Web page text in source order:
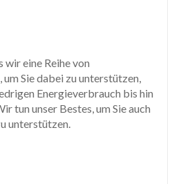
eine Reihe von
Sie dabei zu unterstützen,
Energieverbrauch bis hin
tun unser Bestes, um Sie auch
unterstützen.